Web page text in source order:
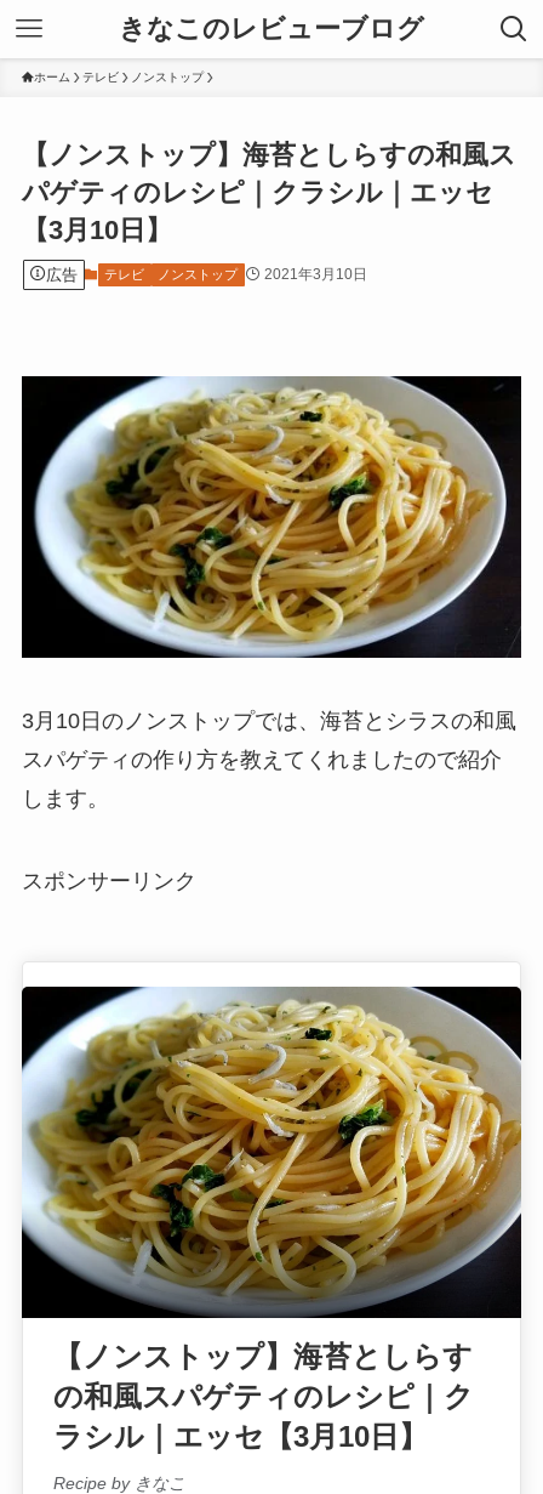
きなこのレビューブログ
ホーム テレビ ノンストップ
【ノンストップ】海苔としらすの和風ス
パゲティのレシピ｜クラシル｜エッセ
【3月10日】
広告 テレビ ノンストップ 2021年3月10日
3月10日のノンストップでは、海苔とシラスの和風
スパゲティの作り方を教えてくれましたので紹介
します。
スポンサーリンク
【ノンストップ】海苔としらす
の和風スパゲティのレシピ｜ク
ラシル｜エッセ【3月10日】
Recipe by きなこ